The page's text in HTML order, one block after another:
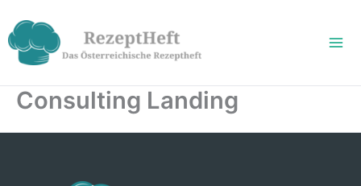
Inhalt
springen
Consulting Landing